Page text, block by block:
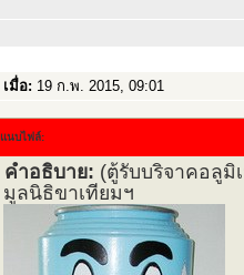
เมื่อ: 19 ก.พ. 2015, 09:01
แนบไฟล์:
คำอธิบาย: (ตู้รับบริจาคอลู
มูลนิธิขาเทียมฯ